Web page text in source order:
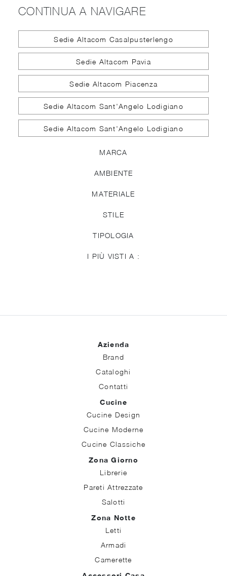
CONTINUA A NAVIGARE
Sedie Altacom Casalpusterlengo
Sedie Altacom Pavia
Sedie Altacom Piacenza
Sedie Altacom Sant'Angelo Lodigiano
Sedie Altacom Sant'Angelo Lodigiano
MARCA
AMBIENTE
MATERIALE
STILE
TIPOLOGIA
I PIÙ VISTI A :
Azienda
Brand
Cataloghi
Contatti
Cucine
Cucine Design
Cucine Moderne
Cucine Classiche
Zona Giorno
Librerie
Pareti Attrezzate
Salotti
Zona Notte
Letti
Armadi
Camerette